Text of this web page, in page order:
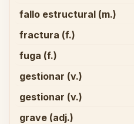
fallo estructural (m.)
fractura (f.)
fuga (f.)
gestionar (v.)
gestionar (v.)
grave (adj.)